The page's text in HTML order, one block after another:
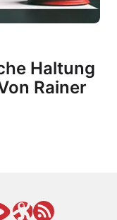
Haltung
Rainer